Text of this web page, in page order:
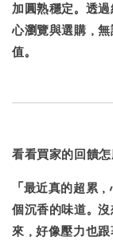
加圓熟穩定。透
心瀏覽與選購，
值。
看看買家的回饋
「最近真的超累
個沉香的味道。沒
來，好像壓力也跟